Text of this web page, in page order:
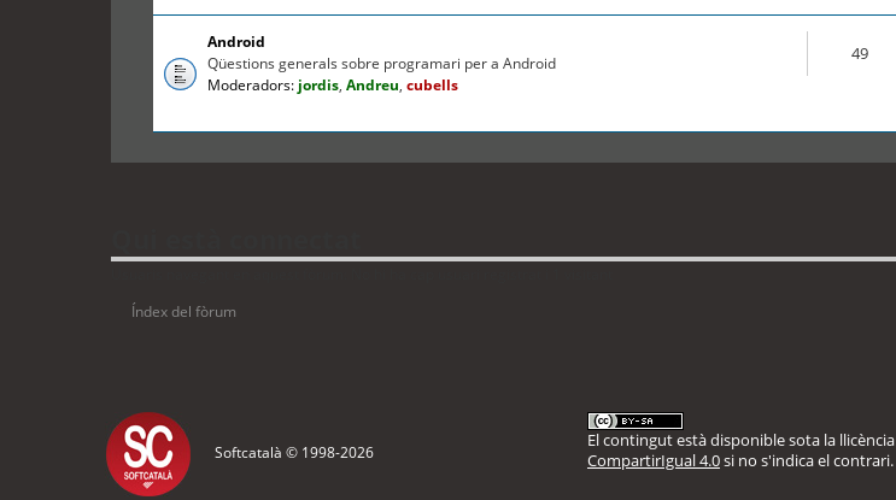
Android
Qüestions generals sobre programari per a Android
Moderadors: jordis, Andreu, cubells
49
Índex del fòrum
Softcatalà © 1998-2026
El contingut està disponible sota la llicència
CompartirIgual 4.0si no s'indica el contrari.